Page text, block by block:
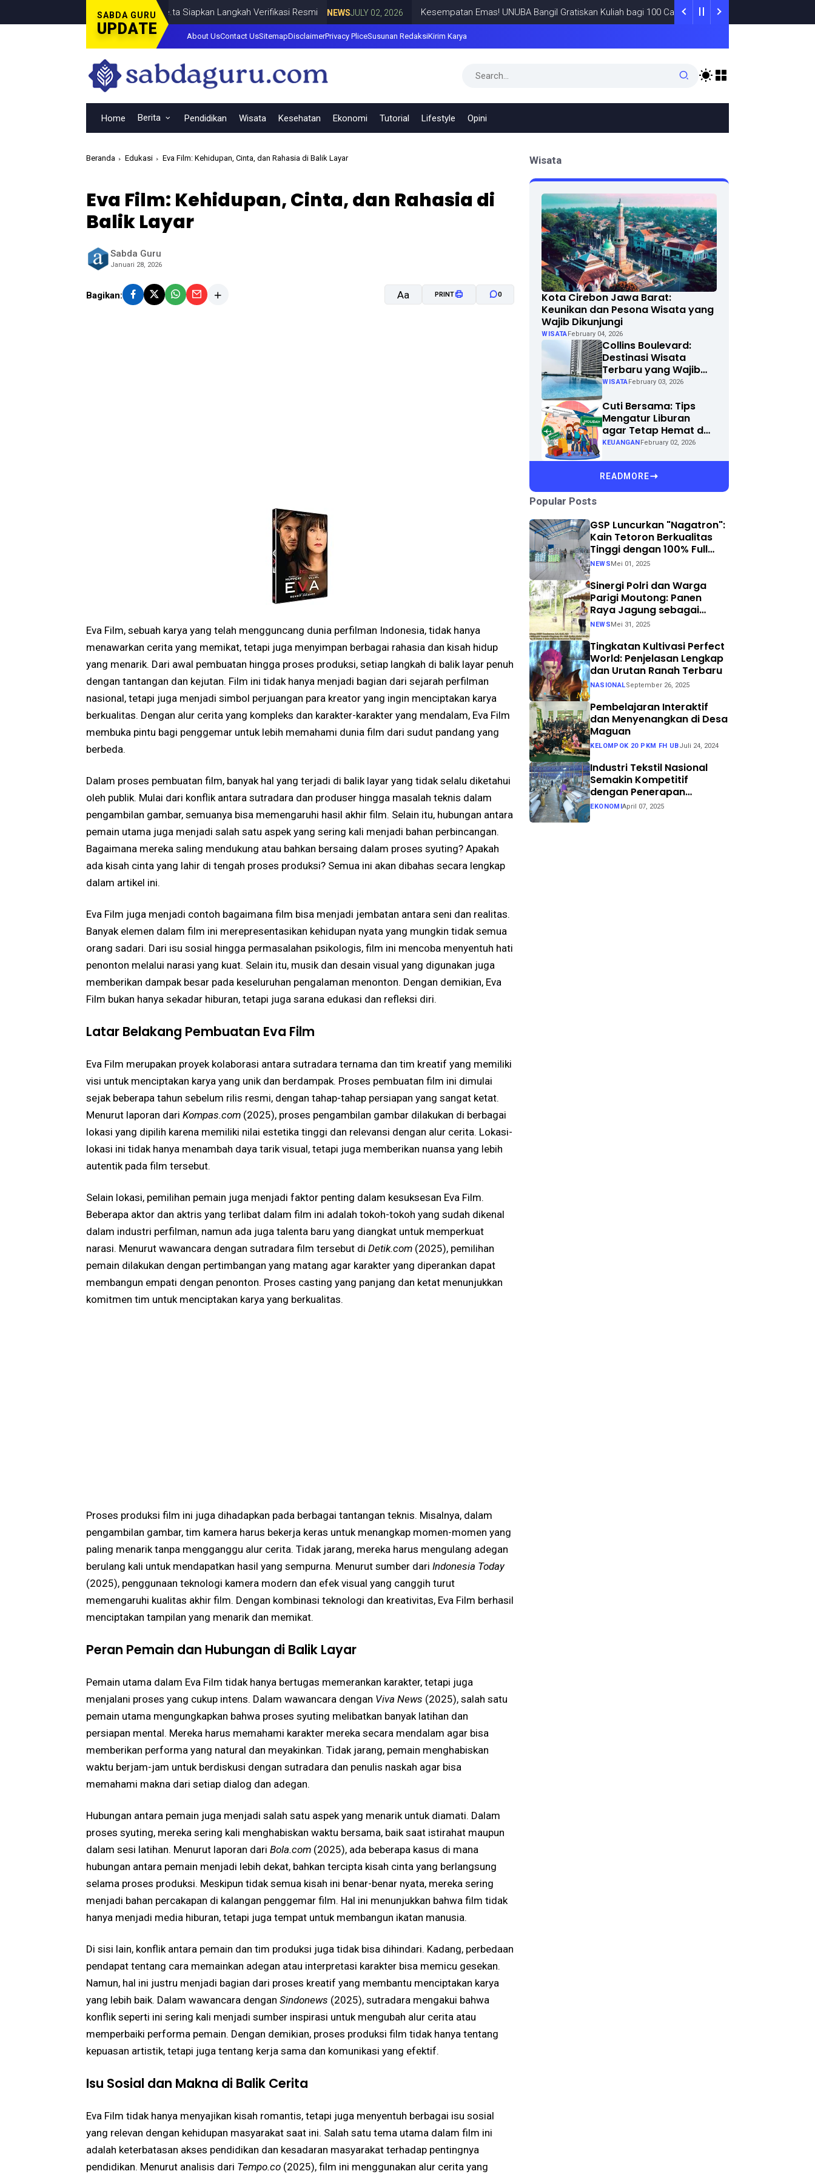
SABDA GURU
UPDATE
TikTok @samsungstore.ta Siapkan Langkah Verifikasi Resmi NEWS JULY 02, 2026 Kesempatan Emas! UNUBA Bangil Gratiskan Kuliah bagi 100 Calon Mahasiswa Tahun Akademik 2026/
About UsContact UsSitemapDisclaimerPrivacy PliceSusunan RedaksiKirim Karya
Home Berita Pendidikan Wisata Kesehatan Ekonomi Tutorial Lifestyle Opini
Beranda Edukasi Eva Film: Kehidupan, Cinta, dan Rahasia di Balik Layar
Eva Film: Kehidupan, Cinta, dan Rahasia di
Balik Layar
Sabda Guru
Januari 28, 2026
Bagikan: Aa PRINT 0
Eva Film, sebuah karya yang telah mengguncang dunia perfilman Indonesia, tidak hanya
menawarkan cerita yang memikat, tetapi juga menyimpan berbagai rahasia dan kisah hidup
yang menarik. Dari awal pembuatan hingga proses produksi, setiap langkah di balik layar penuh
dengan tantangan dan kejutan. Film ini tidak hanya menjadi bagian dari sejarah perfilman
nasional, tetapi juga menjadi simbol perjuangan para kreator yang ingin menciptakan karya
berkualitas. Dengan alur cerita yang kompleks dan karakter-karakter yang mendalam, Eva Film
membuka pintu bagi penggemar untuk lebih memahami dunia film dari sudut pandang yang
berbeda.
Dalam proses pembuatan film, banyak hal yang terjadi di balik layar yang tidak selalu diketahui
oleh publik. Mulai dari konflik antara sutradara dan produser hingga masalah teknis dalam
pengambilan gambar, semuanya bisa memengaruhi hasil akhir film. Selain itu, hubungan antara
pemain utama juga menjadi salah satu aspek yang sering kali menjadi bahan perbincangan.
Bagaimana mereka saling mendukung atau bahkan bersaing dalam proses syuting? Apakah
ada kisah cinta yang lahir di tengah proses produksi? Semua ini akan dibahas secara lengkap
dalam artikel ini.
Eva Film juga menjadi contoh bagaimana film bisa menjadi jembatan antara seni dan realitas.
Banyak elemen dalam film ini merepresentasikan kehidupan nyata yang mungkin tidak semua
orang sadari. Dari isu sosial hingga permasalahan psikologis, film ini mencoba menyentuh hati
penonton melalui narasi yang kuat. Selain itu, musik dan desain visual yang digunakan juga
memberikan dampak besar pada keseluruhan pengalaman menonton. Dengan demikian, Eva
Film bukan hanya sekadar hiburan, tetapi juga sarana edukasi dan refleksi diri.
Latar Belakang Pembuatan Eva Film
Eva Film merupakan proyek kolaborasi antara sutradara ternama dan tim kreatif yang memiliki
visi untuk menciptakan karya yang unik dan berdampak. Proses pembuatan film ini dimulai
sejak beberapa tahun sebelum rilis resmi, dengan tahap-tahap persiapan yang sangat ketat.
Menurut laporan dari Kompas.com (2025), proses pengambilan gambar dilakukan di berbagai
lokasi yang dipilih karena memiliki nilai estetika tinggi dan relevansi dengan alur cerita. Lokasi-
lokasi ini tidak hanya menambah daya tarik visual, tetapi juga memberikan nuansa yang lebih
autentik pada film tersebut.
Selain lokasi, pemilihan pemain juga menjadi faktor penting dalam kesuksesan Eva Film.
Beberapa aktor dan aktris yang terlibat dalam film ini adalah tokoh-tokoh yang sudah dikenal
dalam industri perfilman, namun ada juga talenta baru yang diangkat untuk memperkuat
narasi. Menurut wawancara dengan sutradara film tersebut di Detik.com (2025), pemilihan
pemain dilakukan dengan pertimbangan yang matang agar karakter yang diperankan dapat
membangun empati dengan penonton. Proses casting yang panjang dan ketat menunjukkan
komitmen tim untuk menciptakan karya yang berkualitas.
Proses produksi film ini juga dihadapkan pada berbagai tantangan teknis. Misalnya, dalam
pengambilan gambar, tim kamera harus bekerja keras untuk menangkap momen-momen yang
paling menarik tanpa mengganggu alur cerita. Tidak jarang, mereka harus mengulang adegan
berulang kali untuk mendapatkan hasil yang sempurna. Menurut sumber dari Indonesia Today
(2025), penggunaan teknologi kamera modern dan efek visual yang canggih turut
memengaruhi kualitas akhir film. Dengan kombinasi teknologi dan kreativitas, Eva Film berhasil
menciptakan tampilan yang menarik dan memikat.
Peran Pemain dan Hubungan di Balik Layar
Pemain utama dalam Eva Film tidak hanya bertugas memerankan karakter, tetapi juga
menjalani proses yang cukup intens. Dalam wawancara dengan Viva News (2025), salah satu
pemain utama mengungkapkan bahwa proses syuting melibatkan banyak latihan dan
persiapan mental. Mereka harus memahami karakter mereka secara mendalam agar bisa
memberikan performa yang natural dan meyakinkan. Tidak jarang, pemain menghabiskan
waktu berjam-jam untuk berdiskusi dengan sutradara dan penulis naskah agar bisa
memahami makna dari setiap dialog dan adegan.
Hubungan antara pemain juga menjadi salah satu aspek yang menarik untuk diamati. Dalam
proses syuting, mereka sering kali menghabiskan waktu bersama, baik saat istirahat maupun
dalam sesi latihan. Menurut laporan dari Bola.com (2025), ada beberapa kasus di mana
hubungan antara pemain menjadi lebih dekat, bahkan tercipta kisah cinta yang berlangsung
selama proses produksi. Meskipun tidak semua kisah ini benar-benar nyata, mereka sering
menjadi bahan percakapan di kalangan penggemar film. Hal ini menunjukkan bahwa film tidak
hanya menjadi media hiburan, tetapi juga tempat untuk membangun ikatan manusia.
Di sisi lain, konflik antara pemain dan tim produksi juga tidak bisa dihindari. Kadang, perbedaan
pendapat tentang cara memainkan adegan atau interpretasi karakter bisa memicu gesekan.
Namun, hal ini justru menjadi bagian dari proses kreatif yang membantu menciptakan karya
yang lebih baik. Dalam wawancara dengan Sindonews (2025), sutradara mengakui bahwa
konflik seperti ini sering kali menjadi sumber inspirasi untuk mengubah alur cerita atau
memperbaiki performa pemain. Dengan demikian, proses produksi film tidak hanya tentang
kepuasan artistik, tetapi juga tentang kerja sama dan komunikasi yang efektif.
Isu Sosial dan Makna di Balik Cerita
Eva Film tidak hanya menyajikan kisah romantis, tetapi juga menyentuh berbagai isu sosial
yang relevan dengan kehidupan masyarakat saat ini. Salah satu tema utama dalam film ini
adalah keterbatasan akses pendidikan dan kesadaran masyarakat terhadap pentingnya
pendidikan. Menurut analisis dari Tempo.co (2025), film ini menggunakan alur cerita yang
Wisata
Kota Cirebon Jawa Barat:
Keunikan dan Pesona Wisata yang
Wajib Dikunjungi
WISATA February 04, 2026
Collins Boulevard:
Destinasi Wisata
Terbaru yang Wajib
Dikunjungi di Kota
WISATA February 03, 2026
Cuti Bersama: Tips
Mengatur Liburan
agar Tetap Hemat dan
Menyenangkan
KEUANGAN February 02, 2026
READMORE
Popular Posts
GSP Luncurkan "Nagatron":
Kain Tetoron Berkualitas
Tinggi dengan 100% Full
Process
NEWS Mei 01, 2025
Sinergi Polri dan Warga
Parigi Moutong: Panen
Raya Jagung sebagai
Langkah Nyata Menuju
NEWS Mei 31, 2025
Tingkatan Kultivasi Perfect
World: Penjelasan Lengkap
dan Urutan Ranah Terbaru
NASIONALSeptember 26, 2025
Pembelajaran Interaktif
dan Menyenangkan di Desa
Maguan
KELOMPOK 20 PKM FH UBJuli 24, 2024
Industri Tekstil Nasional
Semakin Kompetitif
dengan Penerapan
Teknologi Air Jet Loom dan
EKONOMIApril 07, 2025